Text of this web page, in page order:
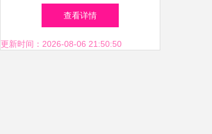
的应用、生成智能与软件开发
实践
查看详情
更新时间：2026-08-06 21:50:50